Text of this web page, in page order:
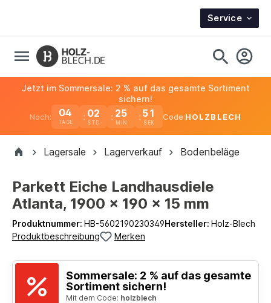
Service
Noch: 04
TAGE
02 25 51
Jetzt im Sommersale: 2 % auf das gesamte Sortiment
sichern!
Code:HOLZBLECH
Lagersale Lagerverkauf Bodenbeläge
Parkett Eiche Landhausdiele
Atlanta, 1900 x 190 x 15 mm
Produktnummer: HB-5602190230349Hersteller: Holz-Blech
Produktbeschreibung
Merken
Sommersale: 2 % auf das gesamte
Sortiment sichern!
Mit dem Code: holzblech